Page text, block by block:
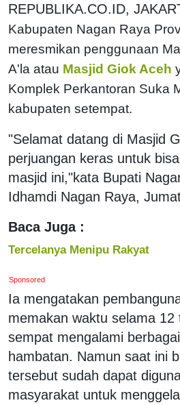
REPUBLIKA.CO.ID,
Kabupaten Nagan Raya
meresmikan penggunaan
A'la atau Masjid Giok Aceh
Komplek Perkantoran Suka
kabupaten setempat.
"Selamat datang di Masjid
perjuangan keras untuk
masjid ini,"kata Bupati
Idhamdi Nagan Raya,
Baca Juga :
Tercelanya Menipu Rakyat
Sponsored
Ia mengatakan
memakan waktu selama 12
sempat mengalami
hambatan. Namun saat ini
tersebut sudah dapat
masyarakat untuk